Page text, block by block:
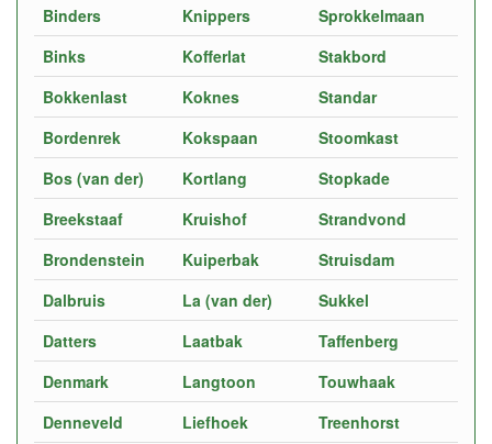
Binders
Binks
Bokkenlast
Bordenrek
Bos (van der)
Breekstaaf
Brondenstein
Dalbruis
Datters
Denmark
Denneveld
Knippers
Kofferlat
Koknes
Kokspaan
Kortlang
Kruishof
Kuiperbak
La (van der)
Laatbak
Langtoon
Liefhoek
Sprokkelmaan
Stakbord
Standar
Stoomkast
Stopkade
Strandvond
Struisdam
Sukkel
Taffenberg
Touwhaak
Treenhorst